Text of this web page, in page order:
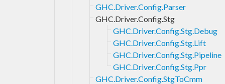
GHC.Driver.Config.Parser
GHC.Driver.Config.Stg
GHC.Driver.Config.Stg.Debug
GHC.Driver.Config.Stg.Lift
GHC.Driver.Config.Stg.Pipeline
GHC.Driver.Config.Stg.Ppr
GHC.Driver.Config.StgToCmm